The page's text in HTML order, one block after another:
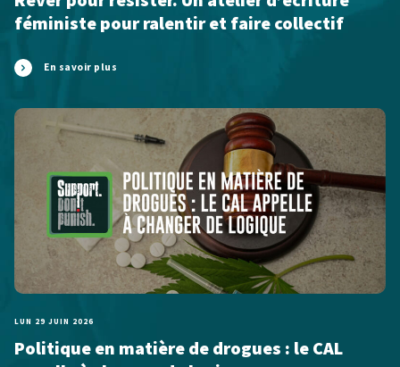
féministe pour ralentir et faire collectif
En savoir plus
LUN 29 JUIN 2026
Politique en matière de drogues : le CAL